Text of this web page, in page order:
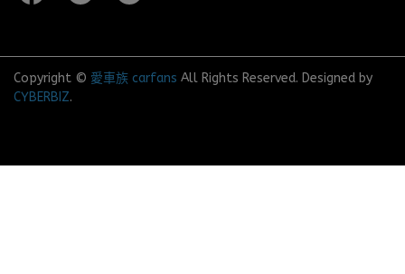
Copyright © 愛車族 carfans All Rights Reserved. Designed by
CYBERBIZ.